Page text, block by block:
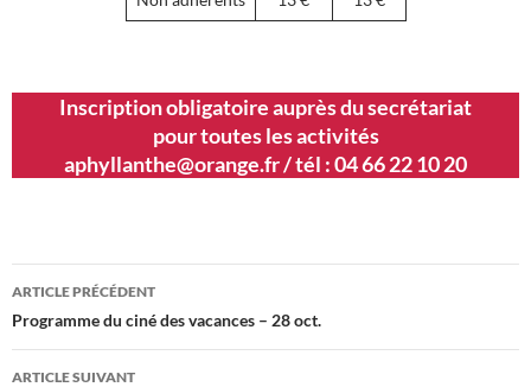
Inscription obligatoire auprès du secrétariat
pour toutes les activités
aphyllanthe@orange.fr / tél : 04 66 22 10 20
Navigation
des
articles
ARTICLE PRÉCÉDENT
Programme du ciné des vacances – 28 oct.
ARTICLE SUIVANT